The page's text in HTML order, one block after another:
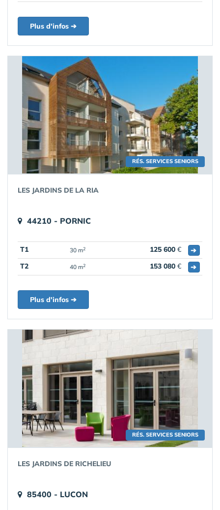
Plus d'infos ➔
RÉS. SERVICES SENIORS
LES JARDINS DE LA RIA
44210 - PORNIC
T1 30 m2 125 600 €
➔
T2
40 m2 153 080 € ➔
Plus d'infos ➔
RÉS. SERVICES SENIORS
LES JARDINS DE RICHELIEU
85400 - LUCON